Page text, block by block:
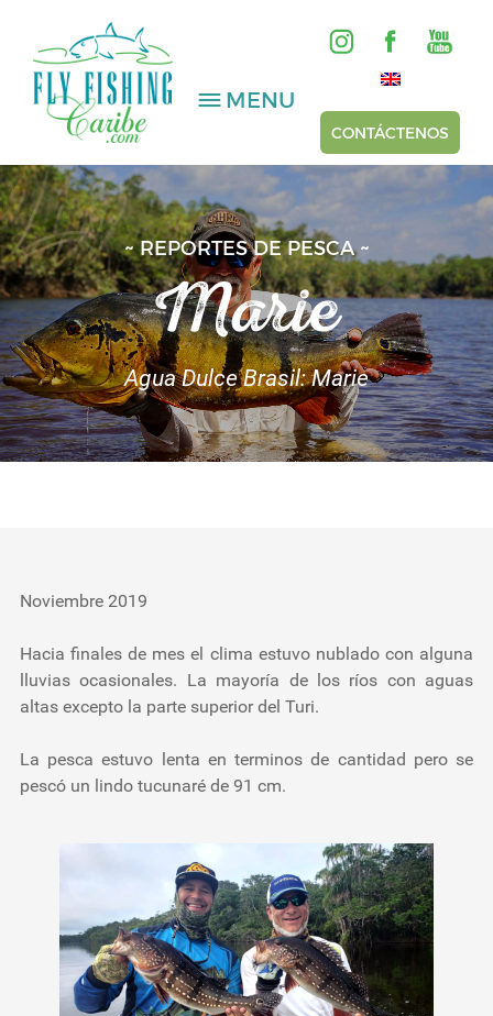
MENU
AGUA SALADA
AGUA DULCE
HOSTED TRIPS
Videos
Galería
CONTÁCTENOS
~ REPORTES DE PESCA ~
Marie
Agua Dulce Brasil: Marie
Noviembre 2019
Hacia finales de mes el clima estuvo nublado con alguna
lluvias ocasionales. La mayoría de los ríos con aguas
altas excepto la parte superior del Turi.
La pesca estuvo lenta en terminos de cantidad pero se
pescó un lindo tucunaré de 91 cm.